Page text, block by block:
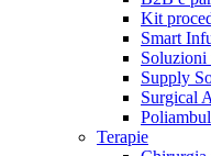
Kit
Smart
Soluzioni
Supply
Surgical
Terapie